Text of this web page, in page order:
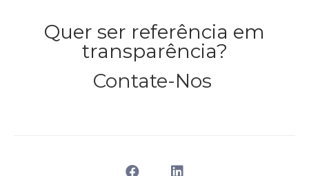
Quer ser referência em
transparência?
Contate-Nos